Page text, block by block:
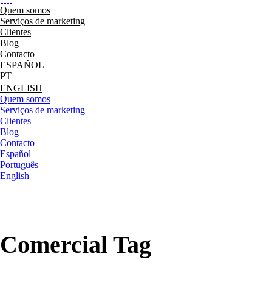
Quem somos
Serviços de marketing
Clientes
Blog
Contacto
ESPAÑOL
ENGLISH
Quem somos
Serviços de marketing
Clientes
Blog
Contacto
Español
Português
English
Comercial Tag